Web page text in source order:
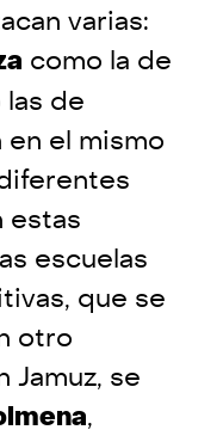
varias:
como la de
las de
en el mismo
estas
escuelas
que se
otro
se
,